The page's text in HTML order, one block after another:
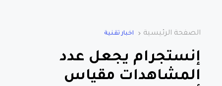
الصفحة الرئيسية اخبار تقنية
إنستجرام يجعل عدد
المشاهدات مقياس